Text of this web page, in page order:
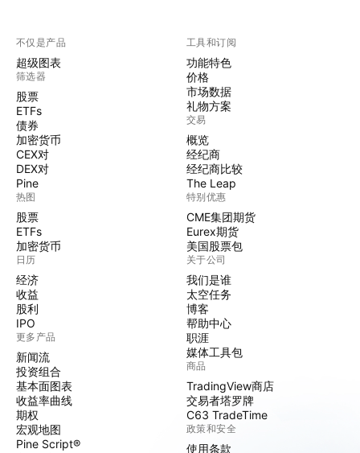
不仅是产品
超级图表
筛选器
股票
ETFs
债券
加密货币
CEX对
DEX对
Pine
热图
股票
ETFs
加密货币
日历
经济
收益
股利
IPO
更多产品
新闻流
投资组合
基本面图表
收益率曲线
期权
宏观地图
Pine Script®
工具和订阅
功能特色
价格
市场数据
礼物方案
交易
概览
经纪商
经纪商比较
The Leap
特别优惠
CME集团期货
Eurex期货
美国股票包
关于公司
我们是谁
太空任务
博客
帮助中心
职涯
媒体工具包
商品
TradingView商店
交易者塔罗牌
C63 TradeTime
政策和安全
使用条款